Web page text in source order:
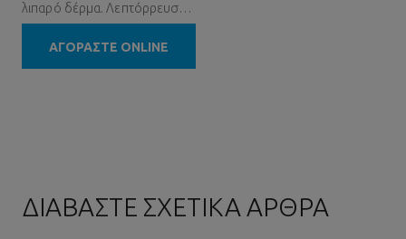
λιπαρό δέρμα. Λεπτόρρευστη
υφή
ΑΓΟΡΑΣΤΕ ONLINE
ΔΙΑΒΑΣΤΕ ΣΧΕΤΙΚΑ ΑΡΘΡΑ